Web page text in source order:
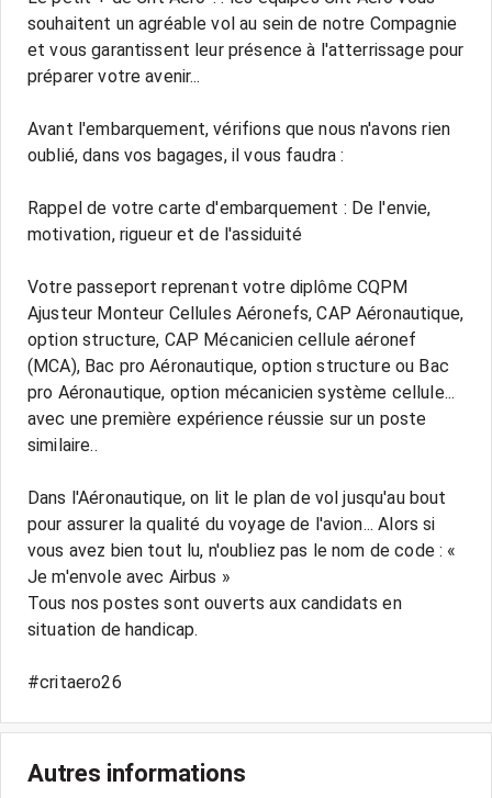
souhaitent un agréable vol au sein de notre Compagnie
et vous garantissent leur présence à l'atterrissage pour
préparer votre avenir...
Avant l'embarquement, vérifions que nous n'avons rien
oublié, dans vos bagages, il vous faudra :
Rappel de votre carte d'embarquement : De l'envie,
motivation, rigueur et de l'assiduité
Votre passeport reprenant votre diplôme CQPM
Ajusteur Monteur Cellules Aéronefs, CAP Aéronautique,
option structure, CAP Mécanicien cellule aéronef
(MCA), Bac pro Aéronautique, option structure ou Bac
pro Aéronautique, option mécanicien système cellule...
avec une première expérience réussie sur un poste
similaire..
Dans l'Aéronautique, on lit le plan de vol jusqu'au bout
pour assurer la qualité du voyage de l'avion... Alors si
vous avez bien tout lu, n'oubliez pas le nom de code : «
Je m'envole avec Airbus »
Tous nos postes sont ouverts aux candidats en
situation de handicap.
#critaero26
Autres informations